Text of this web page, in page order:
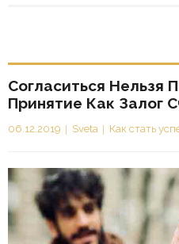
Согласиться Нельзя
Принятие Как Залог
06.12.2019 Sveta Как стать